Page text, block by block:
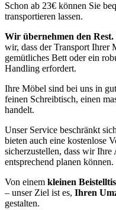
Schon ab 23€ können Sie
transportieren lassen.
Wir übernehmen den Rest.
wir, dass der Transport Ihrer
gemütliches Bett oder ein
Handling erfordert.
Ihre Möbel sind bei uns in
feinen Schreibtisch, einen
handelt.
Unser Service beschränkt
bieten auch eine kostenlose
sicherzustellen, dass wir Ihre
entsprechend planen können.
Von einem kleinen
– unser Ziel ist es, Ihren
gestalten.